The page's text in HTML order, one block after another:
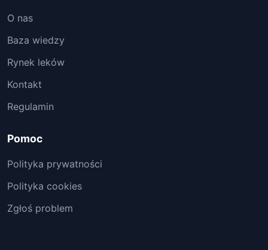
O nas
Baza wiedzy
Rynek leków
Kontakt
Regulamin
Pomoc
Polityka prywatności
Polityka cookies
Zgłoś problem